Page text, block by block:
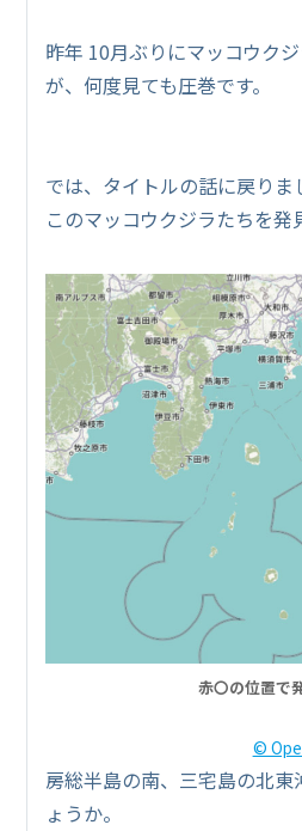
昨年 10月ぶりにマッコウク
が、何度見ても圧巻です。
では、タイトルの話に戻りま
このマッコウクジラたちを発
赤〇の位置で
©
房総半島の南、三宅島の北
ょうか。